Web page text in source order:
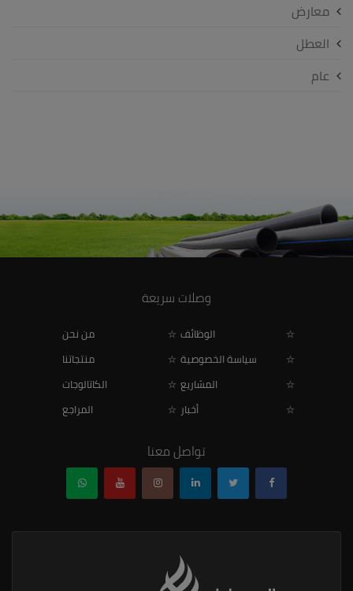
معارض
العطل
عام
وصلات سريعة
من نحن
الوظائف
منتجاتنا
سياسة الخصوصية
الكاتالوجات
المشاريع
المراجع
أخبار
تواصل معنا